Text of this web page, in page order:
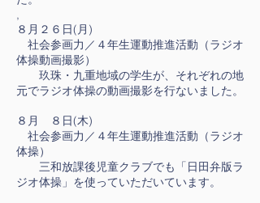
,
８月２６日(月)
社会参画力／４年生運動推進活動（ラジオ
体操動画撮影）
玖珠・九重地域の学生が、それぞれの地
元でラジオ体操の動画撮影を行ないました。
８月 ８日(木)
社会参画力／４年生運動推進活動（ラジオ
体操）
三和放課後児童クラブでも「日田弁版ラ
ジオ体操」を使っていただいています。